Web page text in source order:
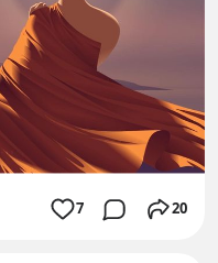
7 20